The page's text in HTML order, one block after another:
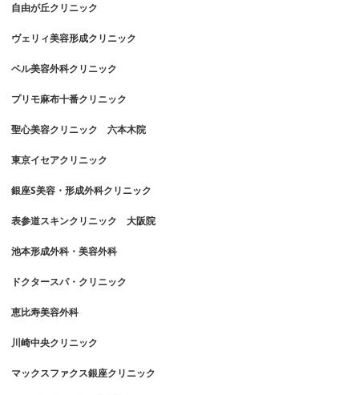
自由が丘クリニック
ヴェリィ美容形成クリニック
ベル美容外科クリニック
プリモ麻布十番クリニック
聖心美容クリニック 六本木院
東京イセアクリニック
銀座S美容・形成外科クリニック
表参道スキンクリニック 大阪院
池本形成外科・美容外科
ドクタースパ・クリニック
恵比寿美容外科
川崎中央クリニック
マックスファクス銀座クリニック